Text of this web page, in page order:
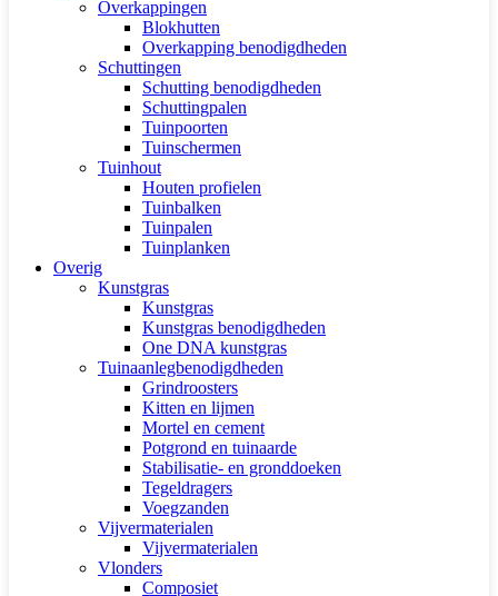
Overkappingen
Blokhutten
Overkapping benodigdheden
Schuttingen
Schutting benodigdheden
Schuttingpalen
Tuinpoorten
Tuinschermen
Tuinhout
Houten profielen
Tuinbalken
Tuinpalen
Tuinplanken
Overig
Kunstgras
Kunstgras
Kunstgras benodigdheden
One DNA kunstgras
Tuinaanlegbenodigdheden
Grindroosters
Kitten en lijmen
Mortel en cement
Potgrond en tuinaarde
Stabilisatie- en gronddoeken
Tegeldragers
Voegzanden
Vijvermaterialen
Vijvermaterialen
Vlonders
Composiet